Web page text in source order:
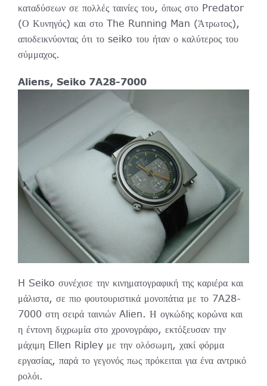
καταδύσεων σε πολλές ταινίες του, όπως στο Predator
(Ο Κυνηγός) και στο The Running Man (Άτρωτος),
αποδεικνύοντας ότι το seiko του ήταν ο καλύτερος του
σύμμαχος.
Aliens, Seiko 7A28-7000
H Seiko συνέχισε την κινηματογραφική της καριέρα και
μάλιστα, σε πιο φουτουριστικά μονοπάτια με το 7A28-
7000 στη σειρά ταινιών Alien. Η ογκώδης κορώνα και
η έντονη διχρωμία στο χρονογράφο, εκτόξευσαν την
μάχιμη Ellen Ripley με την ολόσωμη, χακί φόρμα
εργασίας, παρά το γεγονός πως πρόκειται για ένα αντρικό
ρολόι.